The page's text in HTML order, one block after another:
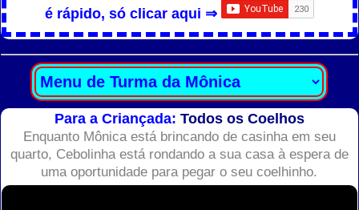
é rápido, só clicar aqui ⇒
Para a Criançada: Todos os Coelhos
Enquanto Mônica está brincando de casinha em seu
quarto, Cebolinha está rondando a sua casa à espera de
uma oportunidade para pegar o seu coelhinho.